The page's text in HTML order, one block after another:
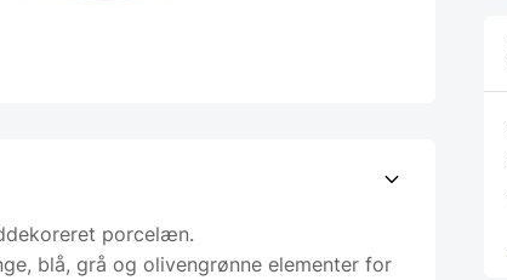
porcelæn.
blå, grå og olivengrønne elementer for